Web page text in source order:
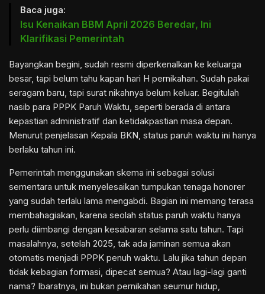
Baca juga:
Isu Kenaikan BBM April 2026 Beredar, Ini
Klarifikasi Pemerintah
Bayangkan begini, sudah resmi diperkenalkan ke keluarga
besar, tapi belum tahu kapan hari H pernikahan. Sudah pakai
seragam baru, tapi surat nikahnya belum keluar. Begitulah
nasib para PPPK Paruh Waktu, seperti berada di antara
kepastian administratif dan ketidakpastian masa depan.
Menurut penjelasan Kepala BKN, status paruh waktu ini hanya
berlaku tahun ini.
Pemerintah menggunakan skema ini sebagai solusi
sementara untuk menyelesaikan tumpukan tenaga honorer
yang sudah terlalu lama mengabdi. Bagian ini memang terasa
membahagiakan, karena seolah status paruh waktu hanya
perlu diimbangi dengan kesabaran selama satu tahun. Tapi
masalahnya, setelah 2025, tak ada jaminan semua akan
otomatis menjadi PPPK penuh waktu. Lalu jika tahun depan
tidak kebagian formasi, dipecat semua? Atau lagi-lagi ganti
nama? Ibaratnya, ini bukan pernikahan seumur hidup,